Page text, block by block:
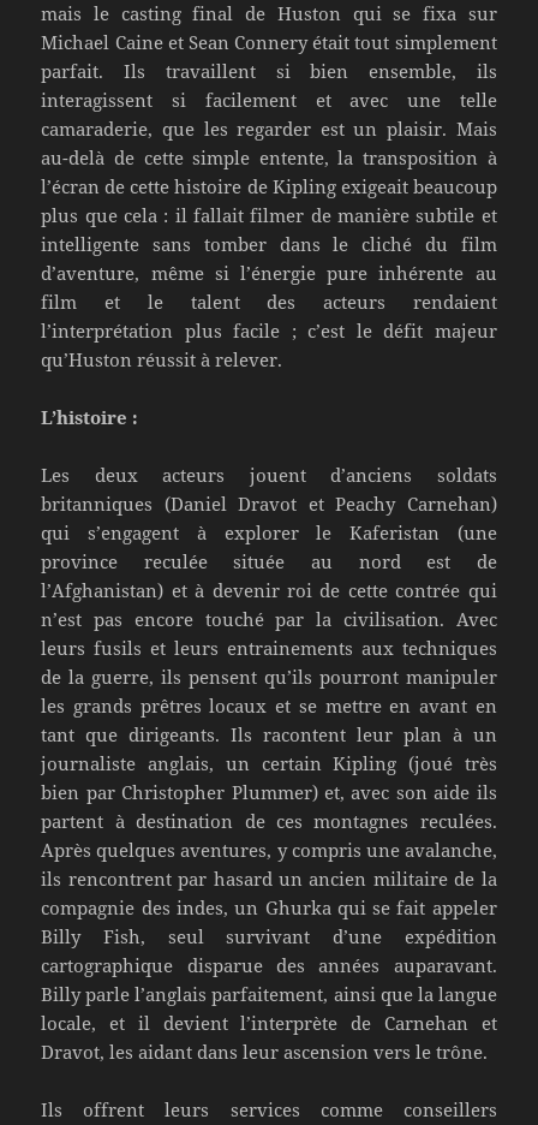
mais le casting final de Huston qui se fixa sur
Michael Caine et Sean Connery était tout simplement
parfait. Ils travaillent si bien ensemble, ils
interagissent si facilement et avec une telle
camaraderie, que les regarder est un plaisir. Mais
au-delà de cette simple entente, la transposition à
l’écran de cette histoire de Kipling exigeait beaucoup
plus que cela : il fallait filmer de manière subtile et
intelligente sans tomber dans le cliché du film
d’aventure, même si l’énergie pure inhérente au
film et le talent des acteurs rendaient
l’interprétation plus facile ; c’est le défit majeur
qu’Huston réussit à relever.
L’histoire :
Les deux acteurs jouent d’anciens soldats
britanniques (Daniel Dravot et Peachy Carnehan)
qui s’engagent à explorer le Kaferistan (une
province reculée située au nord est de
l’Afghanistan) et à devenir roi de cette contrée qui
n’est pas encore touché par la civilisation. Avec
leurs fusils et leurs entrainements aux techniques
de la guerre, ils pensent qu’ils pourront manipuler
les grands prêtres locaux et se mettre en avant en
tant que dirigeants. Ils racontent leur plan à un
journaliste anglais, un certain Kipling (joué très
bien par Christopher Plummer) et, avec son aide ils
partent à destination de ces montagnes reculées.
Après quelques aventures, y compris une avalanche,
ils rencontrent par hasard un ancien militaire de la
compagnie des indes, un Ghurka qui se fait appeler
Billy Fish, seul survivant d’une expédition
cartographique disparue des années auparavant.
Billy parle l’anglais parfaitement, ainsi que la langue
locale, et il devient l’interprète de Carnehan et
Dravot, les aidant dans leur ascension vers le trône.
Ils offrent leurs services comme conseillers